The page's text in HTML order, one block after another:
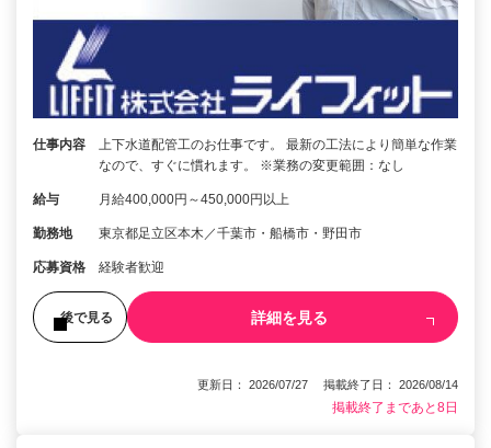
仕事内容
上下水道配管工のお仕事です。 最新の工法により簡単な作業
なので、すぐに慣れます。 ※業務の変更範囲：なし
給与 月給400,000円～450,000円以上
勤務地 東京都足立区本木／千葉市・船橋市・野田市
応募資格 経験者歓迎
後で見る 詳細を見る
更新日： 2026/07/27 掲載終了日： 2026/08/14
掲載終了まであと8日